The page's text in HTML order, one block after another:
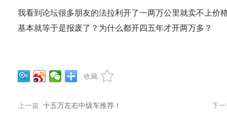
我看到论坛很多朋友的法拉利开了一两万公里就卖不上价
基本就等于是报废了？为什么都开四五年才开两万多？
收藏
上一篇 十五万左右中级车推荐！ 下